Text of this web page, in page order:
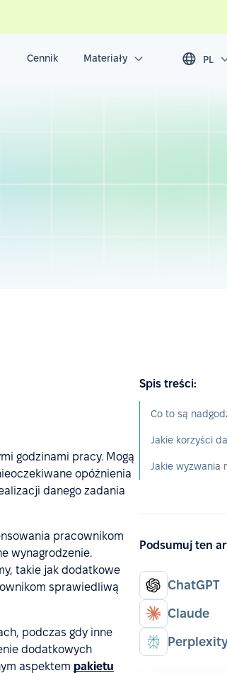
Cennik Materiały PL
godzinami pracy. Mogą
opóźnienia
danego zadania
pracownikom
wynagrodzenie.
takie jak dodatkowe
sprawiedliwą
podczas gdy inne
dodatkowych
aspektem pakietu
Spis treści:
Co to są
Jakie korzyści
Podsumuj ten
ChatGPT
Claude